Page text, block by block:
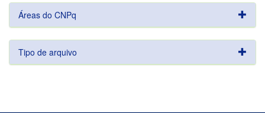
Áreas do CNPq
Tipo de arquivo